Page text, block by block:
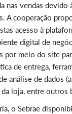
nas vendas devido
A cooperação
acesso à
digital de
por meio do site
de entrega,
análise de dados
da loja, entre outros
o Sebrae